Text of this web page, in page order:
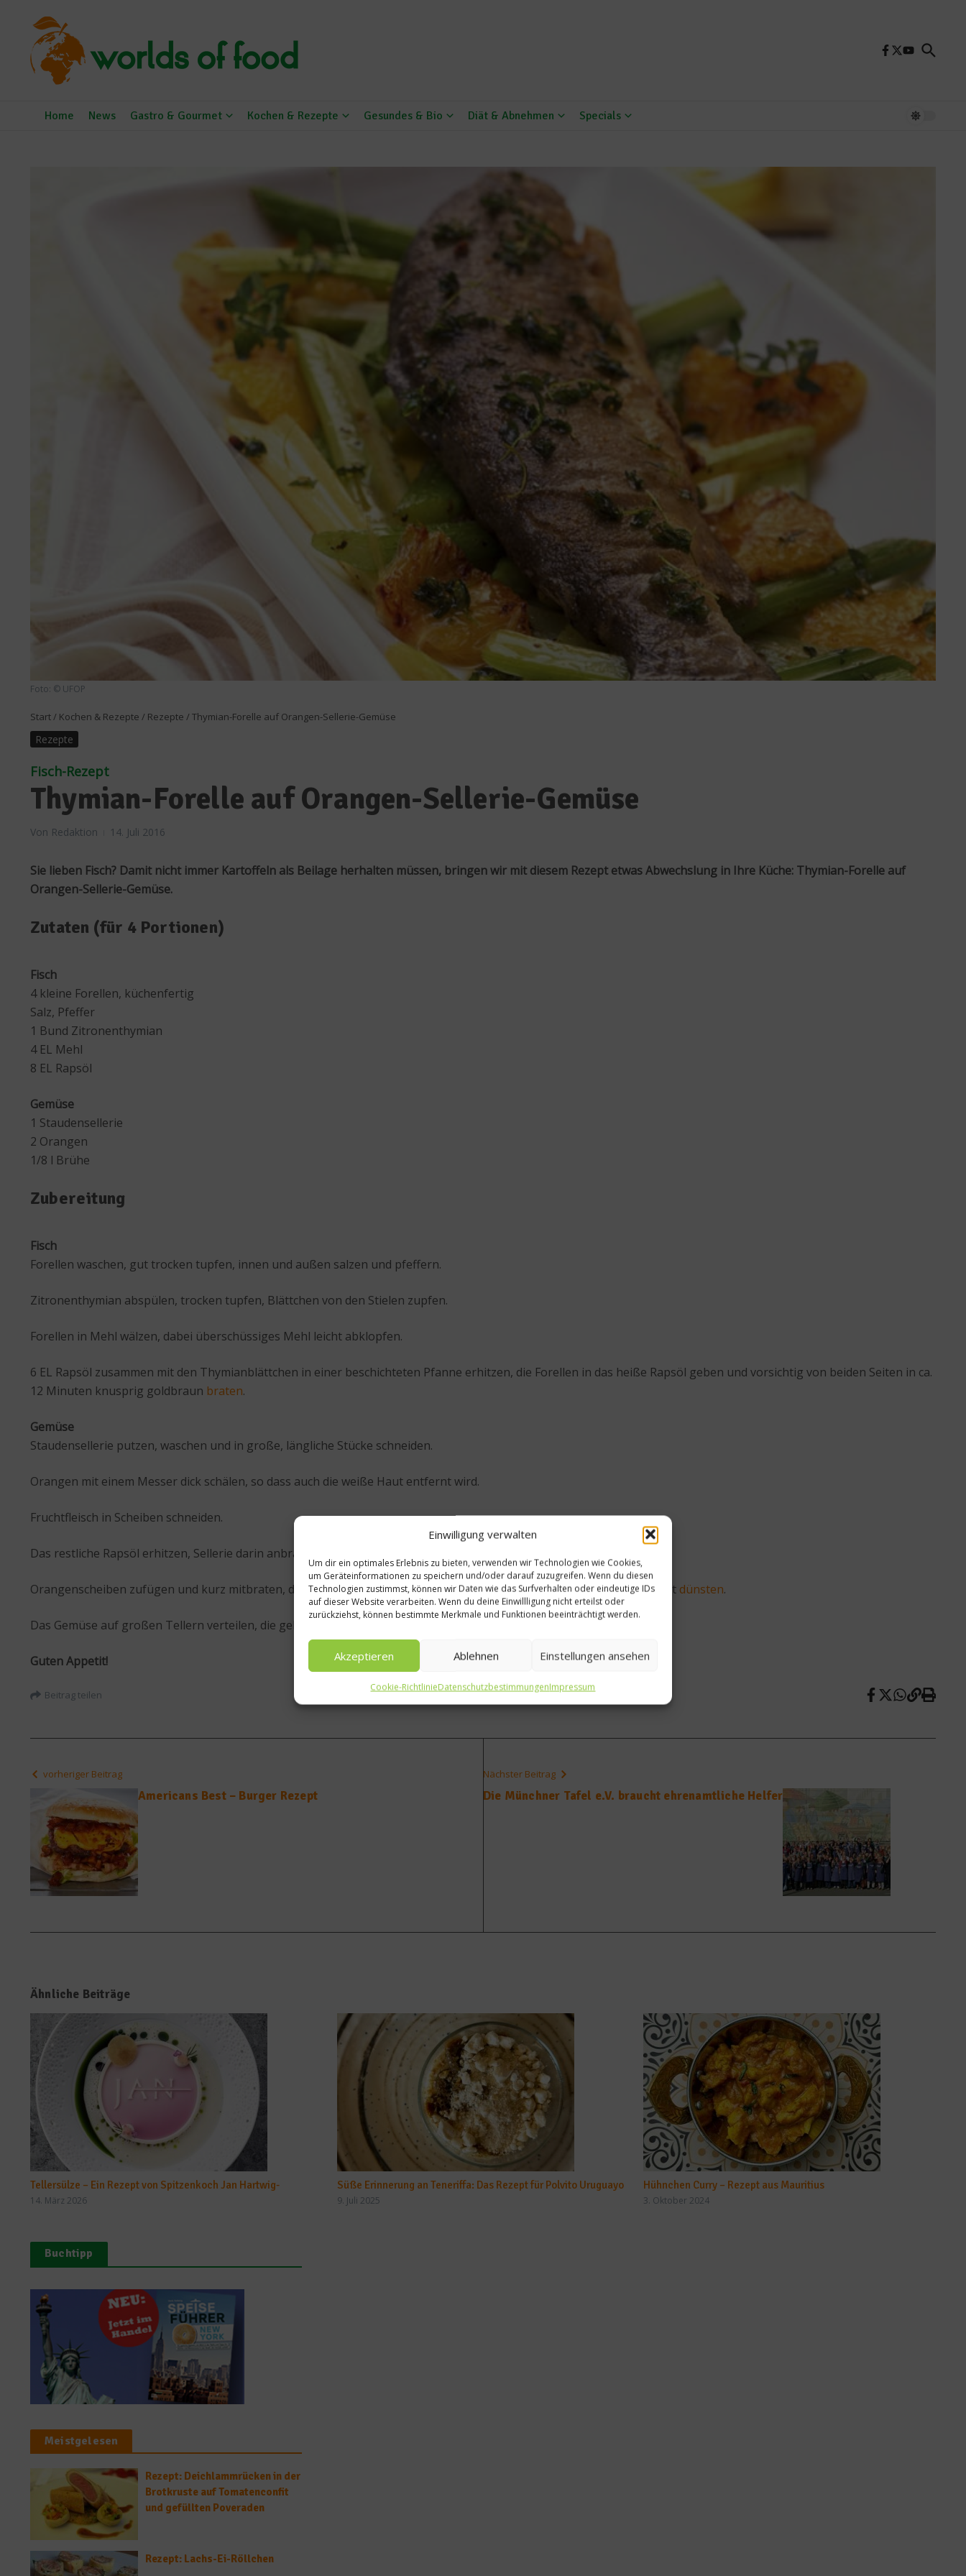
Einwilligung verwalten
Um dir ein optimales Erlebnis zu bieten, verwenden wir Technologien wie Cookies,
um Geräteinformationen zu speichern und/oder darauf zuzugreifen. Wenn du diesen
Technologien zustimmst, können wir Daten wie das Surfverhalten oder eindeutige IDs
auf dieser Website verarbeiten. Wenn du deine Einwillligung nicht erteilst oder
zurückziehst, können bestimmte Merkmale und Funktionen beeinträchtigt werden.
Akzeptieren Ablehnen Einstellungen ansehen
Cookie-RichtlinieDatenschutzbestimmungenImpressum
Home News Gastro & Gourmet Kochen & Rezepte Gesundes & Bio Diät & Abnehmen Specials
Foto: © UFOP
Start/ Kochen & Rezepte / Rezepte / Thymian-Forelle auf Orangen-Sellerie-Gemüse
Rezepte
Fisch-Rezept
Thymian-Forelle auf Orangen-Sellerie-Gemüse
Von Redaktion 14. Juli 2016
Sie lieben Fisch? Damit nicht immer Kartoffeln als Beilage herhalten müssen, bringen wir mit diesem Rezept etwas Abwechslung in Ihre Küche: Thymian-Forelle auf
Orangen-Sellerie-Gemüse.
Zutaten (für 4 Portionen)
Fisch
4 kleine Forellen, küchenfertig
Salz, Pfeffer
1 Bund Zitronenthymian
4 EL Mehl
8 EL Rapsöl
Gemüse
1 Staudensellerie
2 Orangen
1/8 l Brühe
Zubereitung
Fisch
Forellen waschen, gut trocken tupfen, innen und außen salzen und pfeffern.
Zitronenthymian abspülen, trocken tupfen, Blättchen von den Stielen zupfen.
Forellen in Mehl wälzen, dabei überschüssiges Mehl leicht abklopfen.
6 EL Rapsöl zusammen mit den Thymianblättchen in einer beschichteten Pfanne erhitzen, die Forellen in das heiße Rapsöl geben und vorsichtig von beiden Seiten in ca.
12 Minuten knusprig goldbraun braten.
Gemüse
Staudensellerie putzen, waschen und in große, längliche Stücke schneiden.
Orangen mit einem Messer dick schälen, so dass auch die weiße Haut entfernt wird.
Fruchtfleisch in Scheiben schneiden.
Das restliche Rapsöl erhitzen, Sellerie darin anbraten, mit Salz und Pfeffer würzen.
Orangenscheiben zufügen und kurz mitbraten, dann mit der Brühe ablöschen und das Gemüse in ca. 5 Minuten bissfest dünsten.
Das Gemüse auf großen Tellern verteilen, die gebratenen Forellen darauf anrichten und mit dem Bratöl beträufeln.
Guten Appetit!
Beitrag teilen
vorheriger Beitrag
Americans Best – Burger Rezept
Nächster Beitrag
Die Münchner Tafel e.V. braucht ehrenamtliche Helfer
Ähnliche Beiträge
Tellersülze – Ein Rezept von Spitzenkoch Jan Hartwig-
14. März 2026
Süße Erinnerung an Teneriffa: Das Rezept für Polvito Uruguayo
9. Juli 2025
Hühnchen Curry – Rezept aus Mauritius
3. Oktober 2024
Buchtipp
Meistgelesen
Rezept: Deichlammrücken in der
Brotkruste auf Tomatenconfit
und gefüllten Poveraden
Rezept: Lachs-Ei-Röllchen